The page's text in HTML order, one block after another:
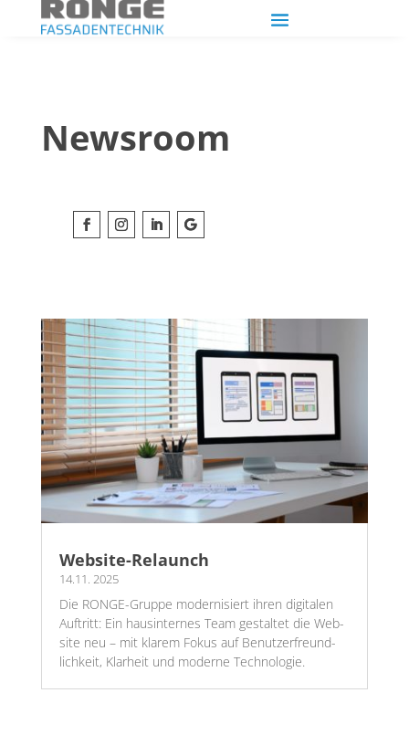
Newsroom
Website-Relaunch
14.11. 2025
Die RON­­GE-Grup­­pe moder­ni­siert ihren digi­ta­len
Auf­tritt: Ein haus­in­ter­nes Team gestal­tet die Web­
site neu – mit kla­rem Fokus auf Benut­zer­freund­
lich­keit, Klar­heit und moder­ne Tech­no­lo­gie.